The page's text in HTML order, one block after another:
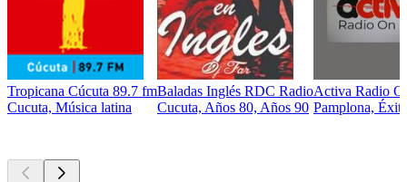
Tropicana Cúcuta 89.7 fm
Cucuta, Música latina
Baladas Inglés RDC Radio
Cucuta, Años 80, Años 90
Activa Radio
Pamplona,